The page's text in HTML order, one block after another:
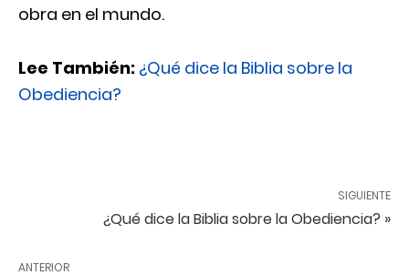
obra en el mundo.
Lee También: ¿Qué dice la Biblia sobre la
Obediencia?
SIGUIENTE
¿Qué dice la Biblia sobre la Obediencia? »
ANTERIOR